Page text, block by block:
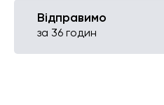
Відправимо
за 36 годин